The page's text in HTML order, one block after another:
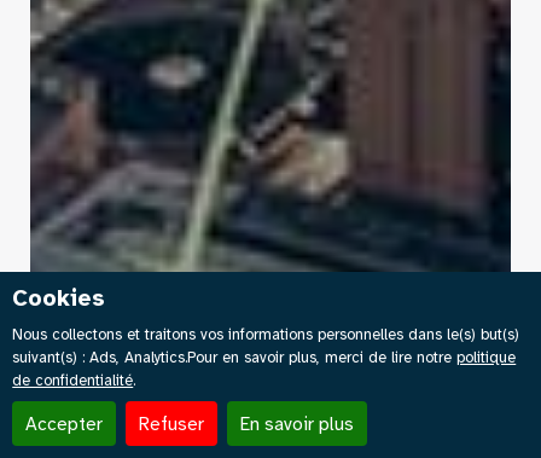
Cookies
Nous collectons et traitons vos informations personnelles dans le(s) but(s)
suivant(s) :Ads, Analytics.Pour en savoir plus, merci de lire notrepolitique
de confidentialité.
Accepter Refuser En savoir plus